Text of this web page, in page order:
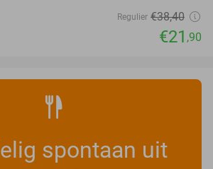
Regulier €38,40
€21 ,90
spontaan uit